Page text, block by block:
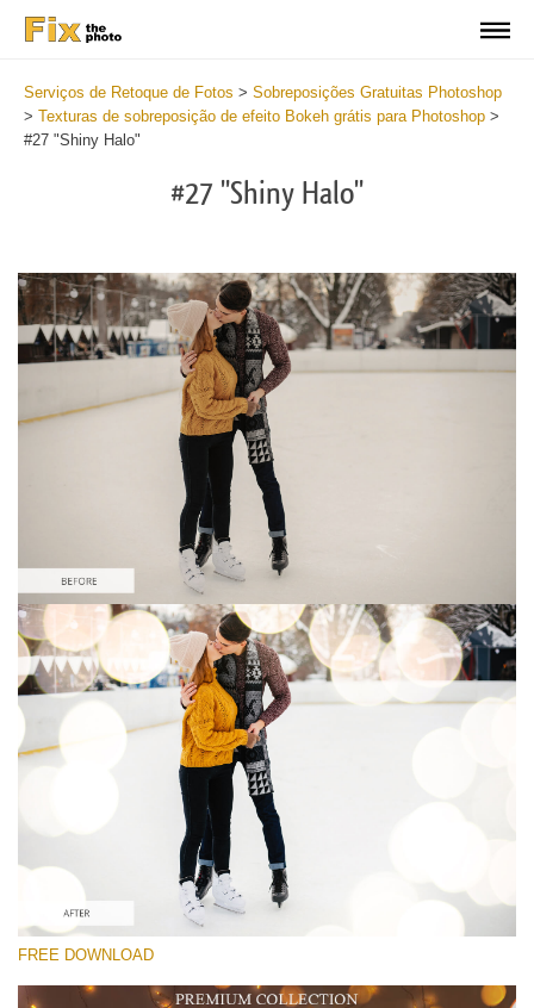
Serviços de Retoque de Fotos > Sobreposições Gratuitas Photoshop
> Texturas de sobreposição de efeito Bokeh grátis para Photoshop >
#27 "Shiny Halo"
#27 "Shiny Halo"
Por favor selecione
Free Photoshop Overlay
Small 800*533px
Natural Cozy Bokeh
(150 Overlays)
Large 6000*4000px
(1783 Overlays)
Large 6000*4000px
Download Grátis
FREE DOWNLOAD